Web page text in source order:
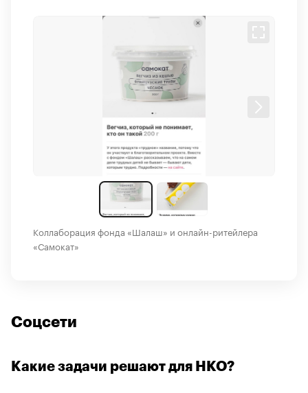
Коллаборация фонда «Шалаш» и онлайн-ритейлера
«Самокат»
Соцсети
Какие задачи решают для НКО?